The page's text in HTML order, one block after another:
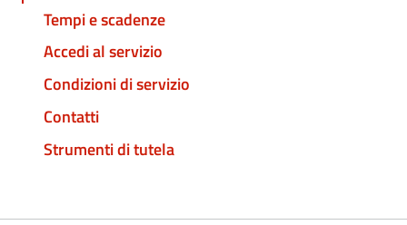
Tempi e scadenze
Accedi al servizio
Condizioni di servizio
Contatti
Strumenti di tutela